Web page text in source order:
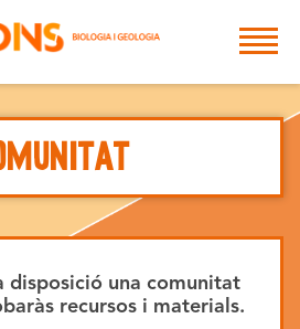
disposició una comunitat
recursos i materials.